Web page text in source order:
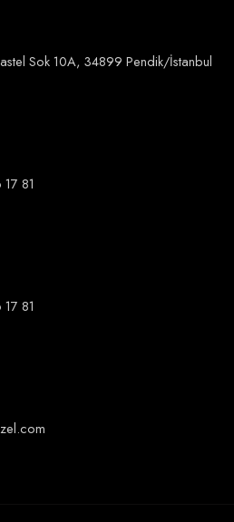
Sok 10A, 34899 Pendik/İstanbul
81
81